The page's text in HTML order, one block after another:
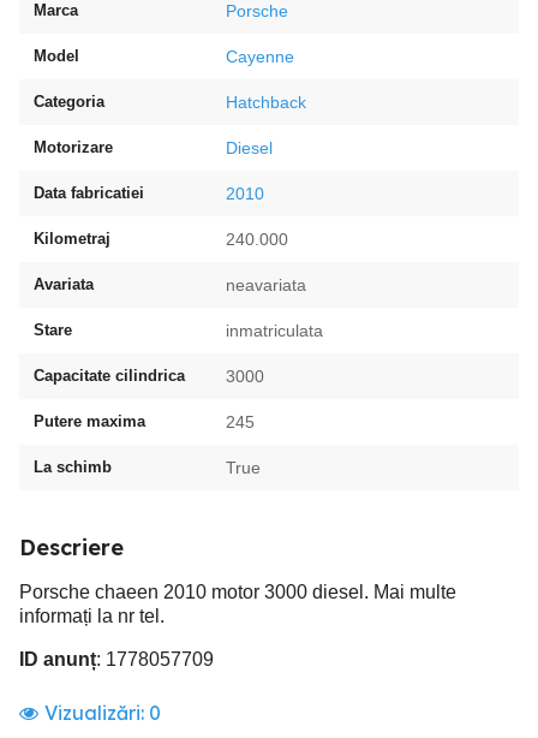
Marca Porsche
Model Cayenne
Categoria Hatchback
Motorizare Diesel
Data fabricatiei 2010
Kilometraj 240.000
Avariata neavariata
Stare inmatriculata
Capacitate cilindrica 3000
Putere maxima 245
La schimb True
Descriere
Porsche chaeen 2010 motor 3000 diesel. Mai multe
informați la nr tel.
ID anunț: 1778057709
Vizualizări: 0